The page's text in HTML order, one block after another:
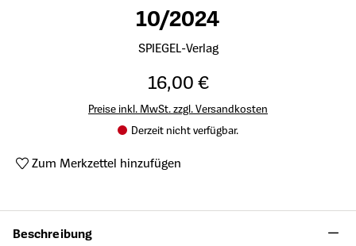
10/2024
SPIEGEL-Verlag
16,00 €
Preise inkl. MwSt. zzgl. Versandkosten
Derzeit nicht verfügbar.
Zum Merkzettel hinzufügen
Beschreibung